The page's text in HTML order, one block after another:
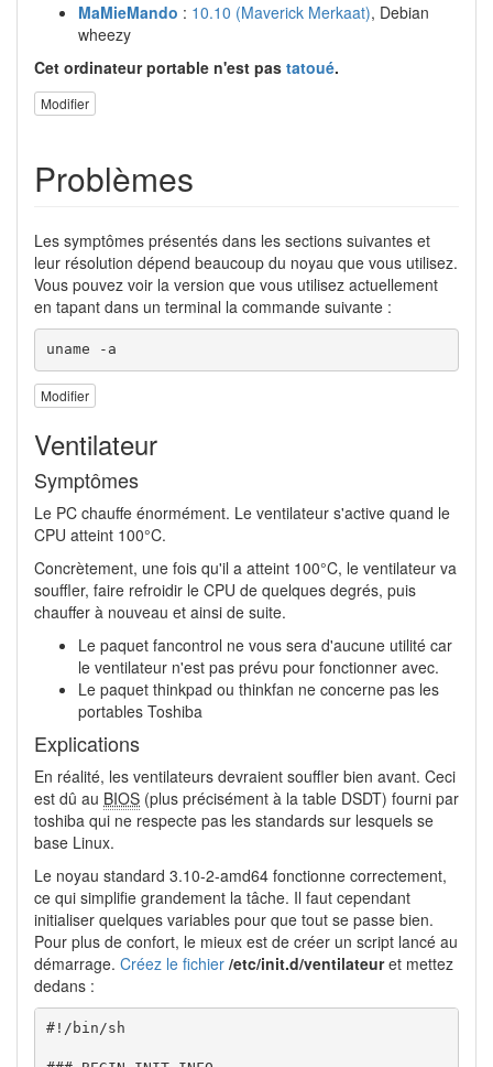
MaMieMando : 10.10 (Maverick Merkaat), Debian
wheezy
Cet ordinateur portable n'est pas tatoué.
Modifier
Problèmes
Les symptômes présentés dans les sections suivantes et
leur résolution dépend beaucoup du noyau que vous utilisez.
Vous pouvez voir la version que vous utilisez actuellement
en tapant dans un terminal la commande suivante :
uname -a
Modifier
Ventilateur
Symptômes
Le PC chauffe énormément. Le ventilateur s'active quand le
CPU atteint 100°C.
Concrètement, une fois qu'il a atteint 100°C, le ventilateur va
souffler, faire refroidir le CPU de quelques degrés, puis
chauffer à nouveau et ainsi de suite.
Le paquet fancontrol ne vous sera d'aucune utilité car
le ventilateur n'est pas prévu pour fonctionner avec.
Le paquet thinkpad ou thinkfan ne concerne pas les
portables Toshiba
Explications
En réalité, les ventilateurs devraient souffler bien avant. Ceci
est dû au BIOS (plus précisément à la table DSDT) fourni par
toshiba qui ne respecte pas les standards sur lesquels se
base Linux.
Le noyau standard 3.10-2-amd64 fonctionne correctement,
ce qui simplifie grandement la tâche. Il faut cependant
initialiser quelques variables pour que tout se passe bien.
Pour plus de confort, le mieux est de créer un script lancé au
démarrage. Créez le fichier /etc/init.d/ventilateuret mettez
dedans :
#!/bin/sh